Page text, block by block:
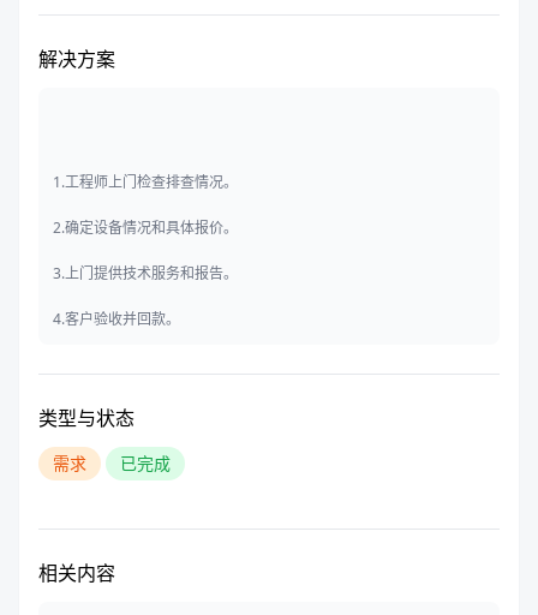
解决方案
1.工程师上门检查排查情况。
2.确定设备情况和具体报价。
3.上门提供技术服务和报告。
4.客户验收并回款。
类型与状态
需求 已完成
相关内容